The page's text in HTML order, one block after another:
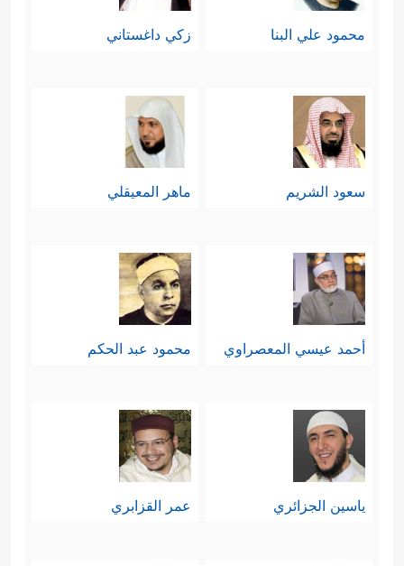
محمود علي البنا زكي داغستاني
سعود الشريم ماهر المعيقلي
أحمد عيسي المعصراوي محمود عبد الحكم
ياسين الجزائري عمر القزابري